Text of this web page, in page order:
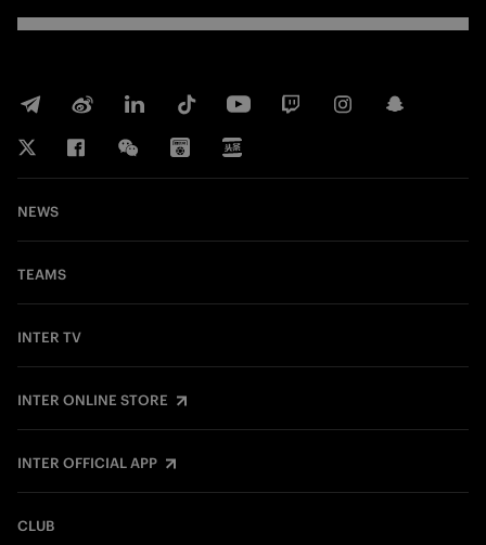
NEWS
TEAMS
INTER TV
INTER ONLINE STORE
INTER OFFICIAL APP
CLUB